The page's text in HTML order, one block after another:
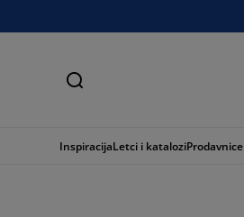
Traži
InspiracijaLetci i katalozi